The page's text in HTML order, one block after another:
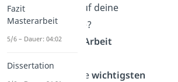
sie im Hinblick auf deine
Forschungsfrage?
➡️ 5 %–20 % der Arbeit
Fasse deinewichtigsten
Fazit
Masterarbeit
5/6 – Dauer: 04:02
Dissertation